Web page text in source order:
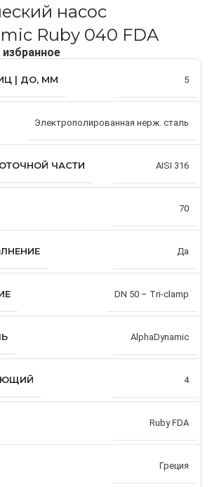
насос
Ruby 040 FDA
избранное
| ДО, ММ 5
Электрополированная нерж. сталь
ЧАСТИ AISI 316
70
Да
DN 50 – Tri-clamp
AlphaDynamic
4
Ruby FDA
Греция